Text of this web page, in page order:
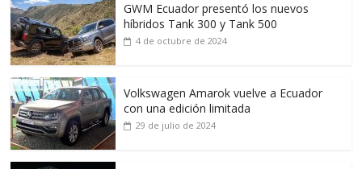
GWM Ecuador presentó los nuevos
híbridos Tank 300 y Tank 500
4 de octubre de 2024
Volkswagen Amarok vuelve a Ecuador
con una edición limitada
29 de julio de 2024